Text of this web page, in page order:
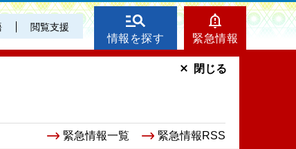
閲覧支援
情報を探す 緊急情報
緊急情報一覧 緊急情報RSS
閉じる